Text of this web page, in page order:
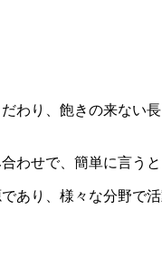
わり、飽きの来な
わせで、簡単に言う
り、様々な分野で